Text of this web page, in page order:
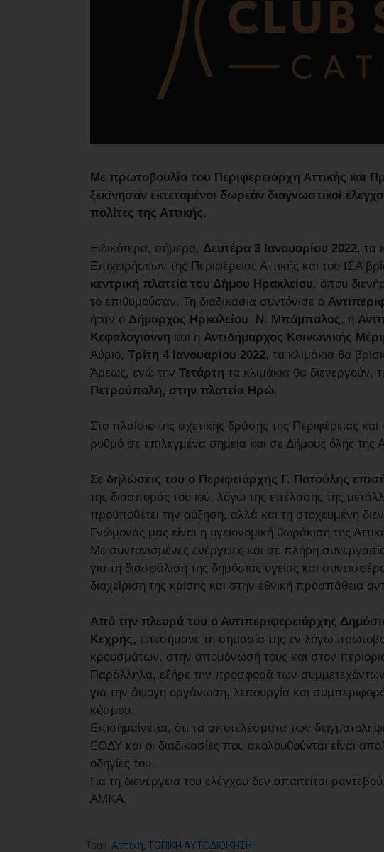
Με πρωτοβουλία του Περιφερειάρχη Αττικής και
ξεκίνησαν εκτεταμένοι δωρεάν διαγνωστικοί
πολίτες της Αττικής.
Ειδικότερα, σήμερα, Δευτέρα 3 Ιανουαρίου 2022, τα
Επιχειρήσεων της Περιφέρειας Αττικής και του ΙΣΑ
κεντρική πλατεία του Δήμου Ηρακλείου, όπου
το επιθυμούσαν. Τη διαδικασία συντόνισε ο
ήταν ο Δήμαρχος Ηρκαλείου Ν. Μπάμπαλος , η
Κεφαλογιάννη και η Αντιδήμαρχος Κοινωνικής
Αύριο, Τρίτη 4 Ιανουαρίου 2022, τα κλιμάκια θα
Άρεως, ενώ την Τετάρτη τα κλιμάκια θα διενεργούν,
Πετρούπολη, στην πλατεία Ηρώ.
Στο πλαίσιο της σχετικής δράσης της Περιφέρειας
ρυθμό σε επιλεγμένα σημεία και σε Δήμους όλης της
Σε δηλώσεις του ο Περιφειάρχης Γ. Πατούλης
της διασποράς του ιού, λόγω της επέλασης της
προϋποθέτει την αύξηση, αλλά και τη στοχευμένη
Γνώμονάς μας είναι η υγειονομική θωράκιση της
Με συντονισμένες ενέργειες και σε πλήρη
για τη διασφάλιση της δημόσιας υγείας και
διαχείριση της κρίσης και στην εθνική προσπάθεια
Από την πλευρά του ο Αντιπεριφερειάρχης
Κεχρής, επεσήμανε τη σημασία της εν λόγω
κρουσμάτων, στην απομόνωσή τους και στον
Παράλληλα, εξήρε την προσφορά των συμμετεχόντων
για την άψογη οργάνωση, λειτουργία και
κόσμου.
Επισημαίνεται, ότι τα αποτελέσματα των
ΕΟΔΥ και οι διαδικασίες που ακολουθούνται είναι
οδηγίες του.
Για τη διενέργεια του ελέγχου δεν απαιτείται
ΑΜΚΑ.
Tags: Αττική, ΤΟΠΙΚΗ ΑΥΤΟΔΙΟΙΚΗΣΗ,